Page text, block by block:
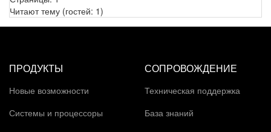
Читают тему (гостей: 1)
ПРОДУКТЫ
Новые возможности
Системы и процессоры
СОПРОВОЖДЕНИЕ
Техническая поддержка
База знаний